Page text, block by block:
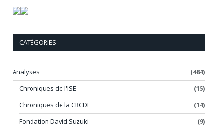
CATÉGORIES
Analyses
(484)
Chroniques de l'ISE
(15)
Chroniques de la CRCDE
(14)
Fondation David Suzuki
(9)